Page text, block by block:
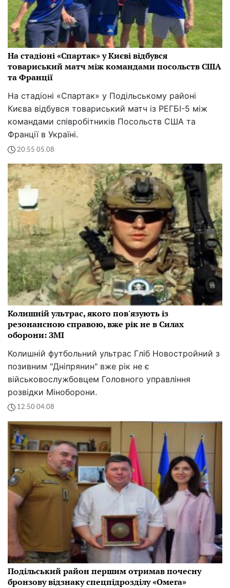
На стадіоні «Спартак» у Києві відбувся
товариський матч між командами посольств США
та Франції
На стадіоні «Спартак» у Подільському районі
Києва відбувся товариський матч із РЕГБІ-5 між
командами співробітників Посольств США та
Франції в Україні.
20:55 05.08
Колишній ультрас, якого пов'язують із
резонансною справою, вже рік не в Силах
оборони: ЗМІ
Колишній футбольний ультрас Гліб Новостройний з
позивним "Дніпрянин" вже рік не є
військовослужбовцем Головного управління
розвідки Міноборони.
12:50 04.08
Подільський район першим отримав почесну
бронзову відзнаку спецпідрозділу «Омега»